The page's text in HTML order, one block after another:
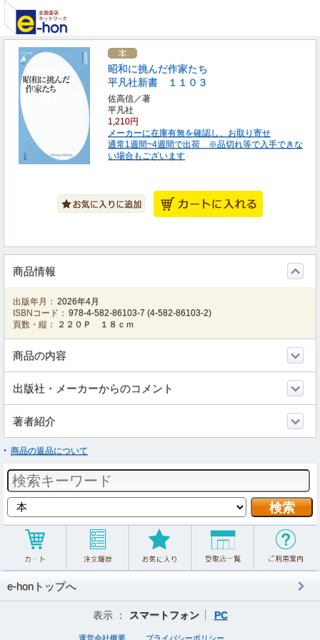
昭和に挑んだ作家たち
平凡社新書 １１０３
佐高信／著
平凡社
1,210円
メーカーに在庫有無を確認し、お取り寄せ
通常1週間~4週間で出荷 ※品切れ等で入手できな
い場合もございます
商品情報
出版年月： 2026年4月
ISBNコード： 978-4-582-86103-7 (4-582-86103-2)
頁数・縦：
２２０Ｐ １８ｃｍ
商品の内容
出版社・メーカーからのコメント
著者紹介
商品の返品について
e-honトップへ
表示 ： スマートフォン PC
運営会社概要 プライバシーポリシー